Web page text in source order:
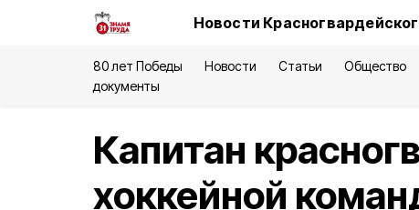
Новости
80 лет Победы Новости Статьи Общество
документы
Капитан
хоккейной